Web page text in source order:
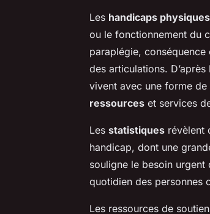
Les handicaps physiques
ou le fonctionnement du
paraplégie,
des articulations.
vivent avec une forme
ressources et services
Les statistiques révèlent
handicap, dont une
souligne le besoin
quotidien des personnes
Les ressources de